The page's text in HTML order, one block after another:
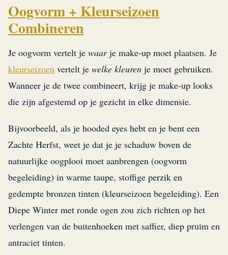
Oogvorm + Kleurseizoen
Combineren
Je oogvorm vertelt je waarje make-up moet plaatsen. Je
kleurseizoen vertelt je welke kleuren je moet gebruiken.
Wanneer je de twee combineert, krijg je make-up looks
die zijn afgestemd op je gezicht in elke dimensie.
Bijvoorbeeld, als je hooded eyes hebt en je bent een
Zachte Herfst, weet je dat je je schaduw boven de
natuurlijke oogplooi moet aanbrengen (oogvorm
begeleiding) in warme taupe, stoffige perzik en
gedempte bronzen tinten (kleurseizoen begeleiding). Een
Diepe Winter met ronde ogen zou zich richten op het
verlengen van de buitenhoeken met saffier, diep pruim en
antraciet tinten.